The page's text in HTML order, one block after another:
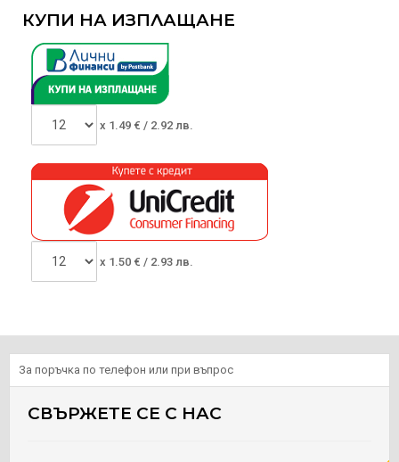
КУПИ НА ИЗПЛАЩАНЕ
x 1.49 € / 2.92 лв.
x 1.50 € / 2.93 лв.
За поръчка по телефон или при въпрос
СВЪРЖЕТЕ СЕ С НАС